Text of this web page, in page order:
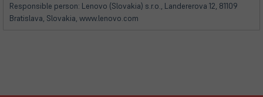
Responsible person: Lenovo (Slovakia) s.r.o., Landererova 12, 81109
Bratislava, Slovakia, www.lenovo.com